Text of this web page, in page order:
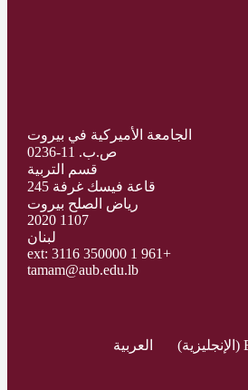
الجامعة الأميركية في بيروت
ص.ب. 11-0236
قسم التربية
قاعة فيسك غرفة 245
رياض الصلح بيروت
1107 2020
لبنان
+961 1 350000 ext: 3116
tamam@aub.edu.lb
( الإنجليزية) العربية